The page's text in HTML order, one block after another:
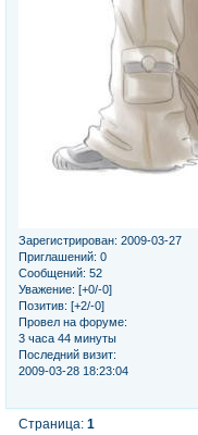
Зарегистрирован: 2009-03-27
Приглашений: 0
Сообщений: 52
Уважение: [+0/-0]
Позитив: [+2/-0]
Провел на форуме:
3 часа 44 минуты
Последний визит:
2009-03-28 18:23:04
Страница:1